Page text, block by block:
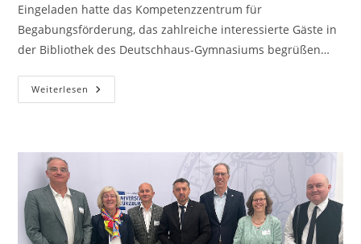
Eingeladen hatte das Kompetenzzentrum für
Begabungsförderung, das zahlreiche interessierte Gäste in
der Bibliothek des Deutschhaus-Gymnasiums begrüßen…
Weiterlesen Chancengerechtigkeit
Im
Von
Fabian
Kosse
Am
Deutschhaus-
Gymnasium